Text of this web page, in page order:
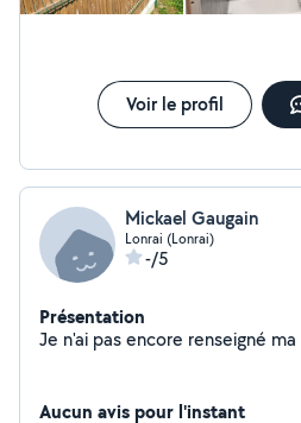
Voir le profil
Mickael Gaugain
Lonrai (Lonrai)
-/5
Présentation
Aucun avis pour l'instant